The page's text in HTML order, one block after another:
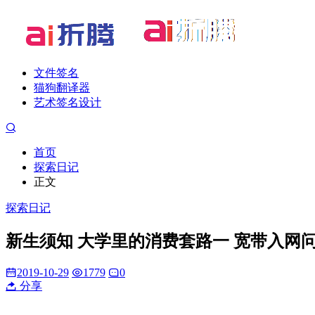
文件签名
猫狗翻译器
艺术签名设计
首页
探索日记
正文
探索日记
新生须知 大学里的消费套路一 宽带入网
2019-10-29 1779
0
分享